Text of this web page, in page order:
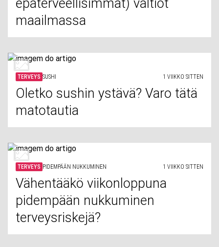
epäterveellisimmät) valtiot
maailmassa
TERVEYS SUSHI 1 VIIKKO SITTEN
Oletko sushin ystävä? Varo tätä
matotautia
TERVEYS PIDEMPÄÄN NUKKUMINEN 1 VIIKKO SITTEN
Vähentääkö viikonloppuna
pidempään nukkuminen
terveysriskejä?